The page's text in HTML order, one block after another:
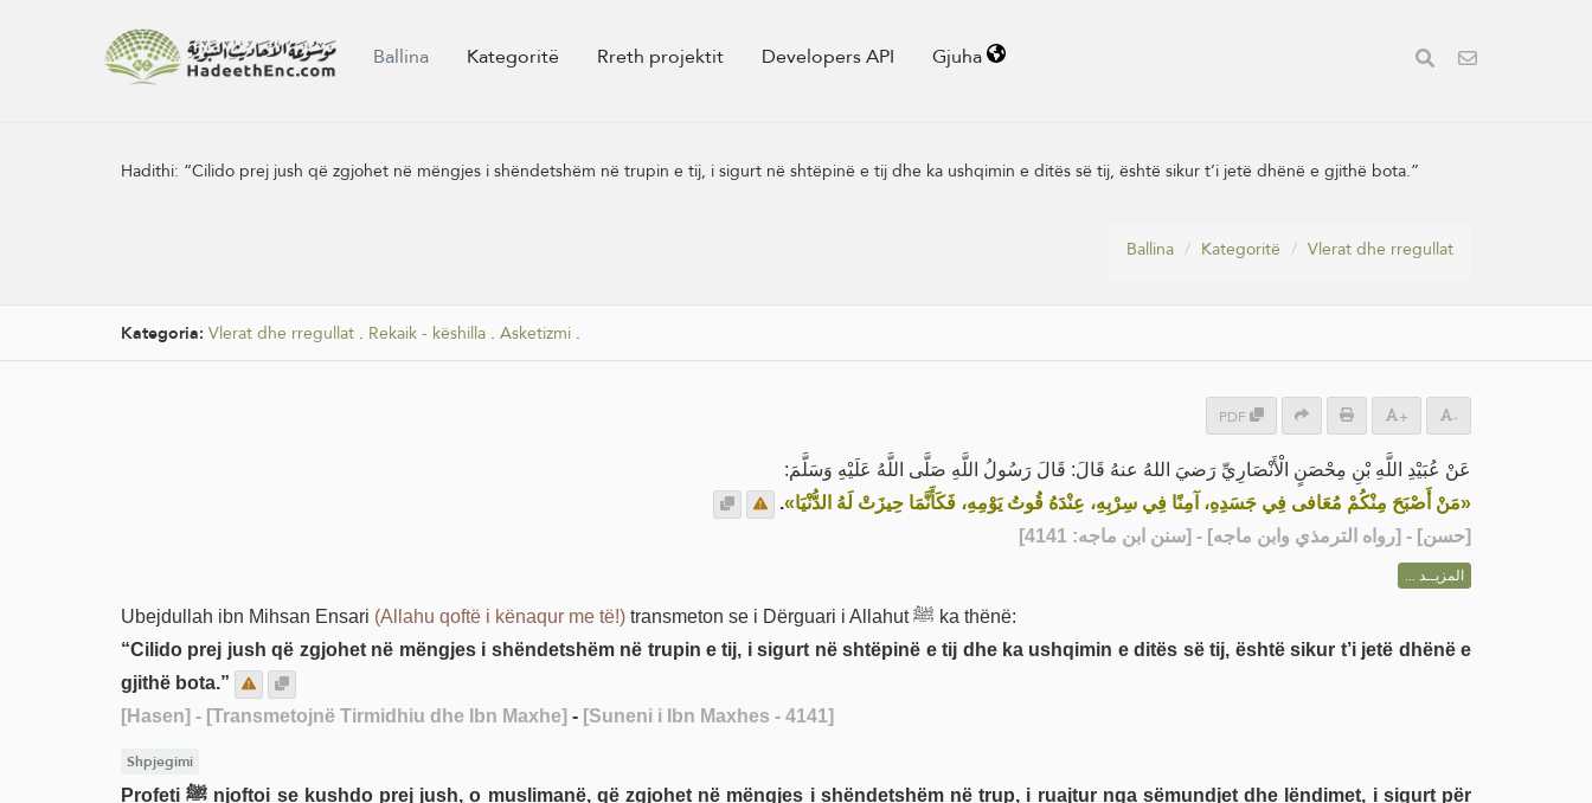
Ballina Kategoritë Rreth projektit Developers API Gjuha
Hadithi: “Cilido prej jush që zgjohet në mëngjes i shëndetshëm në trupin e tij, i sigurt në shtëpinë e tij dhe ka ushqimin e ditës së tij, është sikur t’i jetë dhënë e gjithë bota.”
Ballina Kategoritë Vlerat dhe rregullat
Kategoria: Vlerat dhe rregullat . Rekaik - këshilla . Asketizmi .
PDF + -
عَنْ عُبَيْدِ اللَّهِ بْنِ مِحْصَنٍ الْأَنْصَارِيِّ رَضيَ اللهُ عنهُ قَالَ: قَالَ رَسُولُ اللَّهِ صَلَّى اللَّهُ عَلَيْهِ وَسَلَّمَ:
«مَنْ أَصْبَحَ مِنْكُمْ مُعَافى فِي جَسَدِهِ، آمِنًا فِي سِرْبِهِ، عِنْدَهُ قُوتُ يَوْمِهِ، فَكَأَنَّمَا حِيزَتْ لَهُ الدُّنْيَا».
[حسن] - [رواه الترمذي وابن ماجه] - [سنن ابن ماجه: 4141]
المزيــد ...
Ubejdullah ibn Mihsan Ensari (Allahu qoftë i kënaqur me të!)
transmeton se i Dërguari i Allahut ﷺ ka thënë:
“Cilido prej jush që zgjohet në mëngjes i shëndetshëm në trupin e tij, i sigurt në shtëpinë e tij dhe ka ushqimin e ditës së tij, është sikur t’i jetë dhënë e
gjithë bota.”
[Hasen] - [Transmetojnë Tirmidhiu dhe Ibn Maxhe] - [Suneni i Ibn Maxhes - 4141]
Shpjegimi
Profeti ﷺ njoftoi se kushdo prej jush, o muslimanë, që zgjohet në mëngjes i shëndetshëm në trup, i ruajtur nga sëmundjet dhe lëndimet, i sigurt për